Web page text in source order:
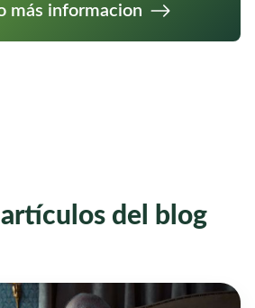
más informacion
del blog